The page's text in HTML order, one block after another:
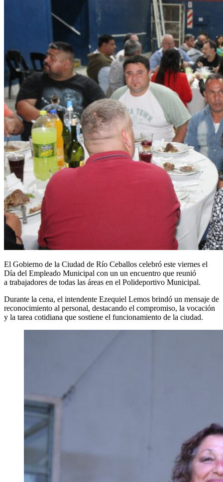
El Gobierno de la Ciudad de Río Ceballos celebró este viernes el
Día del Empleado Municipal con un un encuentro que reunió
a trabajadores de todas las áreas en el Polideportivo Municipal.
Durante la cena, el intendente Ezequiel Lemos brindó un mensaje de
reconocimiento al personal, destacando el compromiso, la vocación
y la tarea cotidiana que sostiene el funcionamiento de la ciudad.